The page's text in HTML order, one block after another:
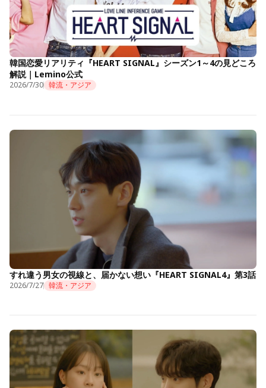
韓国恋愛リアリティ『HEART SIGNAL』シーズン1～4の見どころ
解説｜Lemino公式
2026/7/30 韓流・アジア
すれ違う男女の視線と、届かない想い『HEART SIGNAL4』第3話
2026/7/27 韓流・アジア